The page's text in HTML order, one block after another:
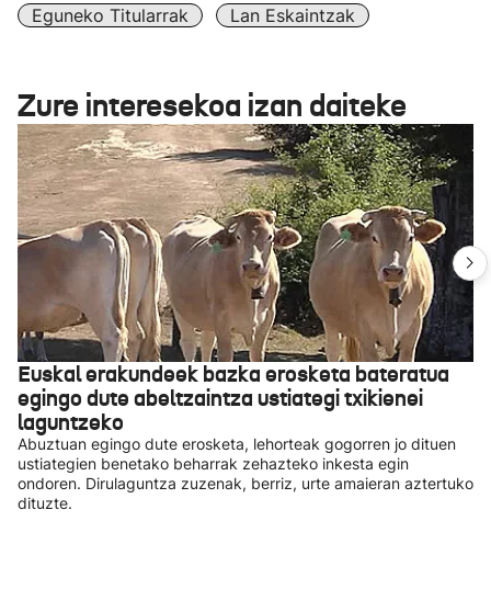
Eguneko Titularrak
Lan Eskaintzak
Zure interesekoa izan daiteke
Euskal erakundeek bazka erosketa bateratua
egingo dute abeltzaintza ustiategi txikienei
laguntzeko
Abuztuan egingo dute erosketa, lehorteak gogorren jo dituen
ustiategien benetako beharrak zehazteko inkesta egin
ondoren. Dirulaguntza zuzenak, berriz, urte amaieran aztertuko
dituzte.